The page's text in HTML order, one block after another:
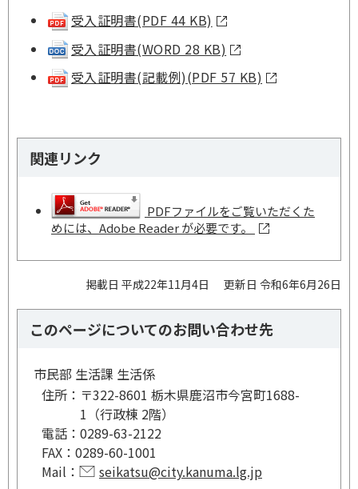
受入証明書(PDF 44 KB)
受入証明書(WORD 28 KB)
受入証明書(記載例)(PDF 57 KB)
関連リンク
PDFファイルをご覧いただくた
めには、Adobe Reader が必要です。
掲載日 平成22年11月4日 更新日 令和6年6月26日
このページについてのお問い合わせ先
市民部 生活課 生活係
住所： 〒322-8601 栃木県鹿沼市今宮町1688-
1（行政棟 2階）
電話： 0289-63-2122
FAX： 0289-60-1001
Mail：
seikatsu@city.kanuma.lg.jp